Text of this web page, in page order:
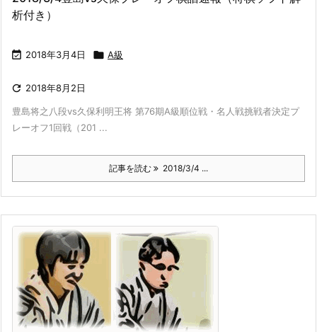
析付き）
 2018年3月4日  A級
 2018年8月2日
豊島将之八段vs久保利明王将 第76期A級順位戦・名人戦挑戦者決定プ
レーオフ1回戦（201 ...
記事を読む 2018/3/4 ...